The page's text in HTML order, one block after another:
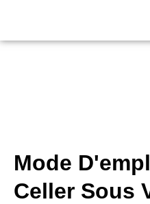
Mode
Celler Sous